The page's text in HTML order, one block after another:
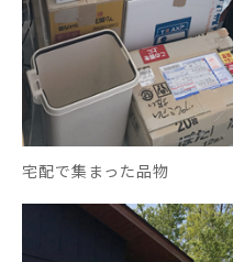
宅配で集まった品物